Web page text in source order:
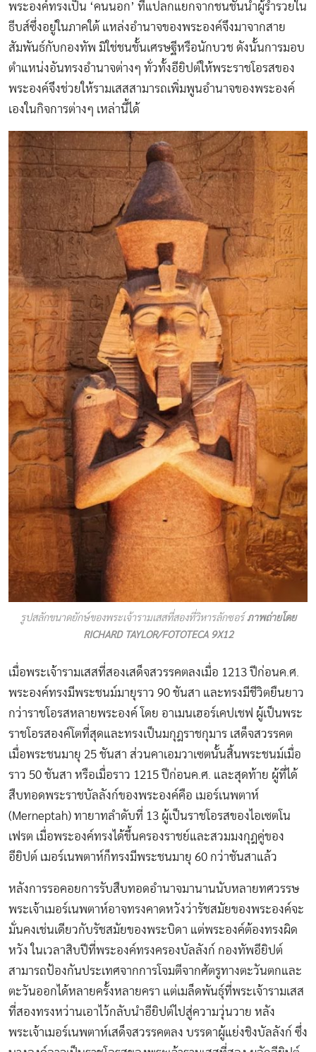
พระองค์ทรงเป็น ‘คนนอก’ ที่แปลกแยกจากชนชั้นนำผู้ร่ำรวยใน
ธีบส์ซึ่งอยู่ในภาคใต้ แหล่งอำนาจของพระองค์จึงมาจากสาย
สัมพันธ์กับกองทัพ มิใช่ชนชั้นเศรษฐีหรือนักบวช ดังนั้นการมอบ
ตำแหน่งอันทรงอำนาจต่างๆ ทั่วทั้งอียิปต์ให้พระราชโอรสของ
พระองค์จึงช่วยให้รามเสสสามารถเพิ่มพูนอำนาจของพระองค์
เองในกิจการต่างๆ เหล่านี้ได้
รูปสลักขนาดยักษ์ของพระเจ้ารามเสสที่สองที่วิหารลักซอร์ ภาพถ่ายโดย
RICHARD TAYLOR/FOTOTECA 9X12
เมื่อพระเจ้ารามเสสที่สองเสด็จสวรรคตลงเมื่อ 1213 ปีก่อนค.ศ.
พระองค์ทรงมีพระชนม์มายุราว 90 ชันสา และทรงมีชีวิตยืนยาว
กว่าราชโอรสหลายพระองค์ โดย อาเมนเฮอร์เคปเชฟ ผู้เป็นพระ
ราชโอรสองค์โตที่สุดและทรงเป็นมกุฎราชกุมาร เสด็จสวรรคต
เมื่อพระชนมายุ 25 ชันสา ส่วนคาเอมวาเซตนั้นสิ้นพระชนม์เมื่อ
ราว 50 ชันสา หรือเมื่อราว 1215 ปีก่อนค.ศ. และสุดท้าย ผู้ที่ได้
สืบทอดพระราชบัลลังก์ของพระองค์คือ เมอร์เนพตาห์
(Merneptah) ทายาทลำดับที่ 13 ผู้เป็นราชโอรสของไอเซตโน
เฟรต เมื่อพระองค์ทรงได้ขึ้นครองราชย์และสวมมงกุฎคู่ของ
อียิปต์ เมอร์เนพตาห์ก็ทรงมีพระชนมายุ 60 กว่าชันสาแล้ว
หลังการรอคอยการรับสืบทอดอำนาจมานานนับหลายทศวรรษ
พระเจ้าเมอร์เนพตาห์อาจทรงคาดหวังว่ารัชสมัยของพระองค์จะ
มั่นคงเช่นเดียวกับรัชสมัยของพระบิดา แต่พระองค์ต้องทรงผิด
หวัง ในเวลาสิบปีที่พระองค์ทรงครองบัลลังก์ กองทัพอียิปต์
สามารถป้องกันประเทศจากการโจมตีจากศัตรูทางตะวันตกและ
ตะวันออกได้หลายครั้งหลายครา แต่เมล็ดพันธุ์ที่พระเจ้ารามเสส
ที่สองทรงหว่านเอาไว้กลับนำอียิปต์ไปสู่ความวุ่นวาย หลัง
พระเจ้าเมอร์เนพตาห์เสด็จสวรรคตลง บรรดาผู้แย่งชิงบัลลังก์ ซึ่ง